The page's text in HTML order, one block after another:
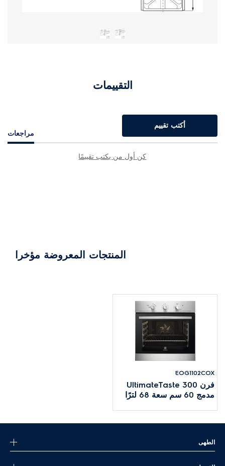
التقييمات
مراجعات
أكتب تقييم
كن أول من يكتب تقييمًا
المنتجات المعروضة مؤخرا
EOG1102COX
فرن UltimateTaste 300
مدمج 60 سم سعة 68 لترًا
الطهى